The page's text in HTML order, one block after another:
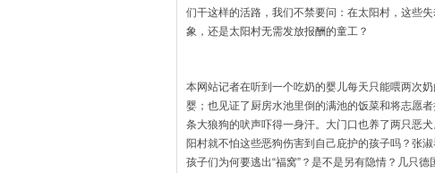
们干这样的活路，我们不禁要问：在太阳村，这些
象，还是太阳村无需发放报酬的童工？
本网站记者在听到一个吃奶的婴儿每天只能喂两次
婴；也见证了厨房水池里倒的满池的饭菜和将志愿
条大狼狗的吠声吓得一身汗。大门口也养了两只恶
阳村就不怕这些恶狗伤害到自己庇护的孩子吗？张
孩子们为何要逃出“福窝”？是不是另有隐情？几只